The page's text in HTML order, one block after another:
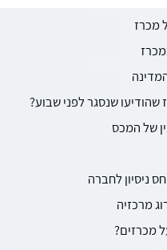
מכרז
שנסגר לפני שבוע?
של המכס
ניסיון לחברה
מרכזיה
מכרזים?